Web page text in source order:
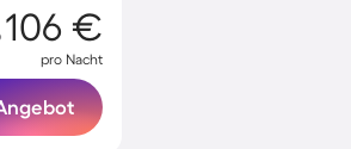
106 €
pro Nacht